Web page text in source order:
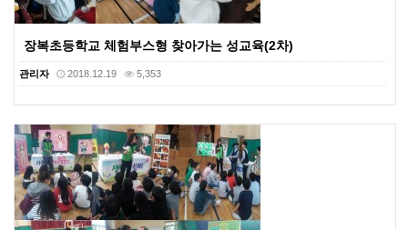
장복초등학교 체험부스형 찾아가는 성교육(2차)
관리자 2018.12.19 5,353